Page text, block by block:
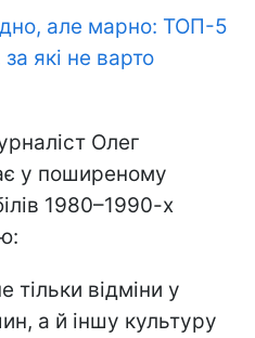
але марно: ТОП-5
які не варто
Олег
у поширеному
1980–1990-х
тільки відміни у
а й іншу культуру